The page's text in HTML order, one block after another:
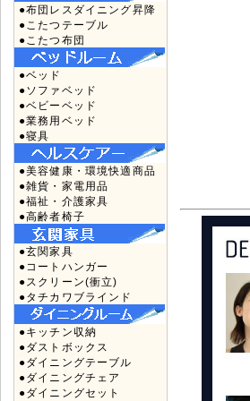
●布団レスダイニング昇降
●こたつテーブル
●こたつ布団
●ベッド
●ソファベッド
●ベビーベッド
●業務用ベッド
●寝具
●美容健康・環境快適商品
●雑貨・家電用品
●福祉・介護家具
●高齢者椅子
●玄関家具
●コートハンガー
●スクリーン(衝立)
●タチカワブラインド
●キッチン収納
●ダストボックス
●ダイニングテーブル
●ダイニングチェア
●ダイニングセット